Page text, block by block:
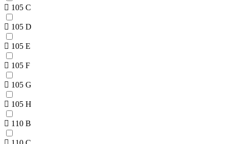
105 C
105 D
105 E
105 F
105 G
105 H
110 B